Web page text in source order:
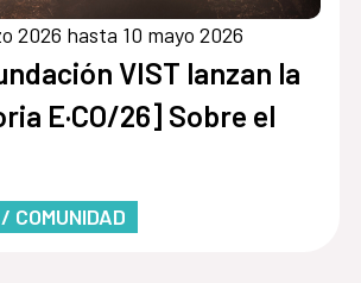
2026 hasta 10 mayo 2026
VIST lanzan la
E·CO/26] Sobre el
COMUNIDAD